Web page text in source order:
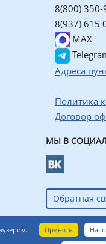
8(800) 350-
8(937) 615
MAX
Адреса
Политика
Договор
МЫ В
Обратная
Принять